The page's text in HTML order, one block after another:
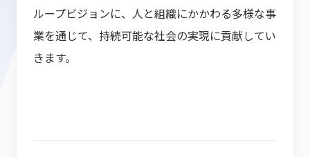
ループビジョンに、人と組織にかかわる多様な事
業を通じて、持続可能な社会の実現に貢献してい
きます。